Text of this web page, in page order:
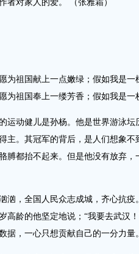
者对家人的爱。 （张雅霜）
祖国献上一点嫩绿；假如我是一
为祖国奉上一缕芳香；假如我是一
动健儿是孙杨。他是世界游泳坛
主。其冠军的背后，是人们想象
膊都抬不起来。但是他没有放弃，
，全国人民众志成城，齐心抗疫
高龄的他坚定地说；“我要去武汉
据，一心只想贡献自己的一分力量。